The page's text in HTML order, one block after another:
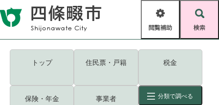
ー
ジ
メニューを飛ばして本文へ
閲
Foreign language
読み上げ・ふりがな
キーワード 検索
検索
トップ 住民票・戸籍 税金
保険・年金 事業者 分類で調べる